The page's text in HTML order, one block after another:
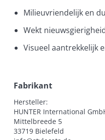
Milieuvriendelijk en
Wekt
Visueel aantrekkelijk
Fabrikant
Hersteller:
HUNTER International
Mittelbreede 5
33719 Bielefeld